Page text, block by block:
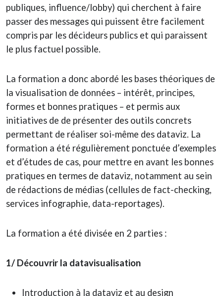
publiques, influence/lobby) qui cherchent à faire
passer des messages qui puissent être facilement
compris par les décideurs publics et qui paraissent
le plus factuel possible.
La formation a donc abordé les bases théoriques de
la visualisation de données – intérêt, principes,
formes et bonnes pratiques – et permis aux
initiatives de de présenter des outils concrets
permettant de réaliser soi-même des dataviz. La
formation a été régulièrement ponctuée d’exemples
et d’études de cas, pour mettre en avant les bonnes
pratiques en termes de dataviz, notamment au sein
de rédactions de médias (cellules de fact-checking,
services infographie, data-reportages).
La formation a été divisée en 2 parties :
1/ Découvrir la datavisualisation
Introduction à la dataviz et au design